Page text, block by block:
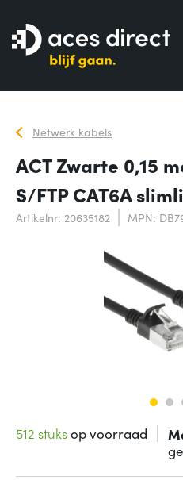
Netwerk kabels
ACT Zwarte 0,15
S/FTP CAT6A
Artikelnr: 20635182 MPN:
512 stuksop voorraad